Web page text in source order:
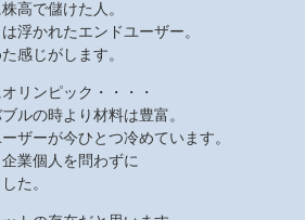
高で儲けた人。
浮かれたエンドユーザー。
感じがします。
リンピック・・・・
ルの時より材料は豊富。
ザーが今ひとつ冷めています。
業個人を問わずに
た。